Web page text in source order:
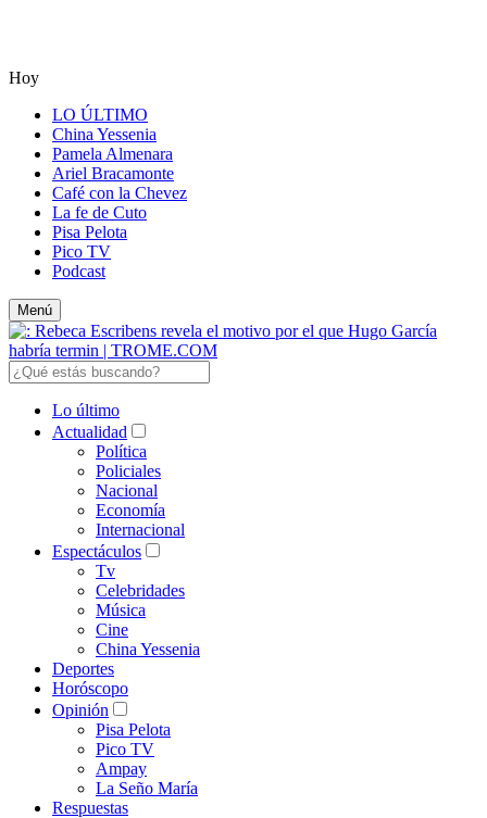
Hoy
LO ÚLTIMO
China Yessenia
Pamela Almenara
Ariel Bracamonte
Café con la Chevez
La fe de Cuto
Pisa Pelota
Pico TV
Podcast
Menú
Lo último
Actualidad
Política
Policiales
Nacional
Economía
Internacional
Espectáculos
Tv
Celebridades
Música
Cine
China Yessenia
Deportes
Horóscopo
Opinión
Pisa Pelota
Pico TV
Ampay
La Seño María
Respuestas